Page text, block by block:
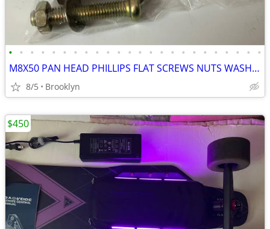
• • • • • • • • • • • • • • • • • • • • • • • •
M8X50 PAN HEAD PHILLIPS FLAT SCREWS NUTS WASHERS ZINC YELLOW PLATED 10
8/5 Brooklyn
$450